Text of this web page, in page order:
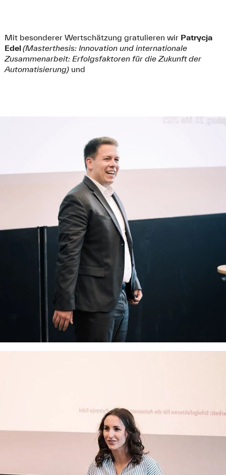
Mit besonderer Wertschätzung gratulieren wir Patrycja
Edel(Masterthesis: Innovation und internationale
Zusammenarbeit: Erfolgsfaktoren für die Zukunft der
Automatisierung)und